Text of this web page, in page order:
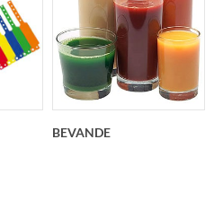
BEVANDE